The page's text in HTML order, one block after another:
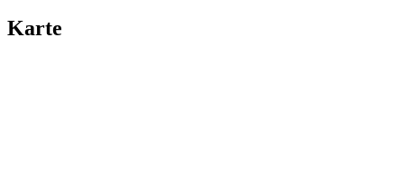
Karte